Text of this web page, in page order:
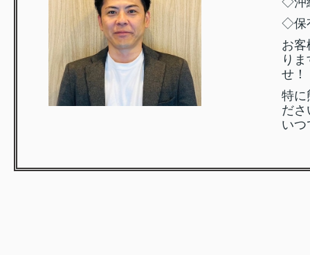
◇保
お客
り
せ！
特に
ださ
いつ